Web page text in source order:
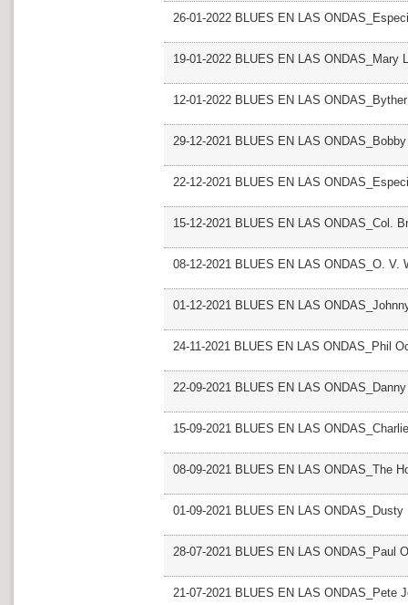
26-01-2022 BLUES EN LAS
19-01-2022 BLUES EN LAS ONDAS_Mary
12-01-2022 BLUES EN LAS
29-12-2021 BLUES EN LAS
22-12-2021 BLUES EN LAS
15-12-2021 BLUES EN LAS ONDAS_Col.
08-12-2021 BLUES EN LAS ONDAS_O. V.
01-12-2021 BLUES EN LAS
24-11-2021 BLUES EN LAS ONDAS_Phil
22-09-2021 BLUES EN LAS
15-09-2021 BLUES EN LAS
08-09-2021 BLUES EN LAS ONDAS_The
01-09-2021 BLUES EN LAS ONDAS_Dusty
28-07-2021 BLUES EN LAS ONDAS_Paul
21-07-2021 BLUES EN LAS ONDAS_Pete